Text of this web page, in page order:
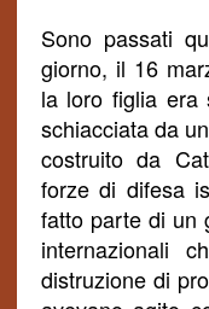
Sono passati
giorno, il 16
la loro figlia era
schiacciata da
costruito da
forze di difesa
fatto parte di un
internazionali
distruzione di